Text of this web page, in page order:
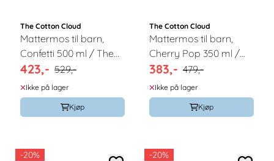
The Cotton Cloud
Mattermos til barn,
Confetti 500 ml / The
Cotton Cloud
423,- 529,-
Ikke på lager
Kjøp
The Cotton Cloud
Mattermos til barn,
Cherry Pop 350 ml /
The Cotton Cloud
383,- 479,-
Ikke på lager
Kjøp
-20% -20%